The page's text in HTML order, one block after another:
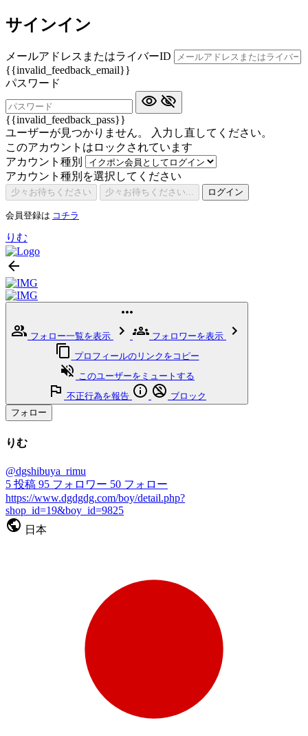
サインイン
メールアドレスまたはライバーID
{{invalid_feedback_email}}
パスワード
{{invalid_feedback_pass}}
ユーザーが見つかりません。 入力し直してください。
このアカウントはロックされています
アカウント種別
アカウント種別を選択してください
少々お待ちください 少々お待ちください... ログイン
会員登録は コチラ
りむ
フォロー一覧を表示
フォロワーを表示
プロフィールのリンクをコピー
このユーザーをミュートする
不正行為を報告
ブロック
フォロー
りむ
@dgshibuya_rimu
5 投稿 95 フォロワー 50 フォロー
https://www.dgdgdg.com/boy/detail.php?
shop_id=19&boy_id=9825
日本